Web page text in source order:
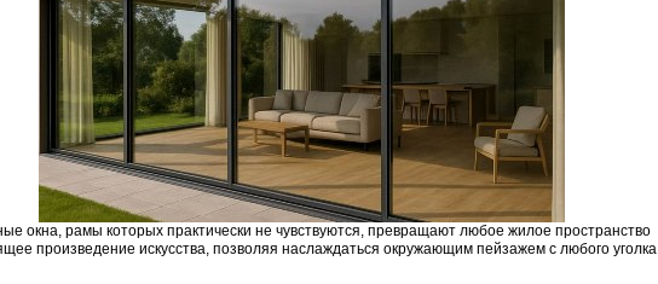
окна, рамы которых практически не чувствуются, превращают любое жилое пространство
произведение искусства, позволяя наслаждаться окружающим пейзажем с любого уголка